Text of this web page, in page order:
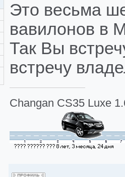
Это весьма
вавилонов в
Так Вы
встречу
Changan CS35 Luxe